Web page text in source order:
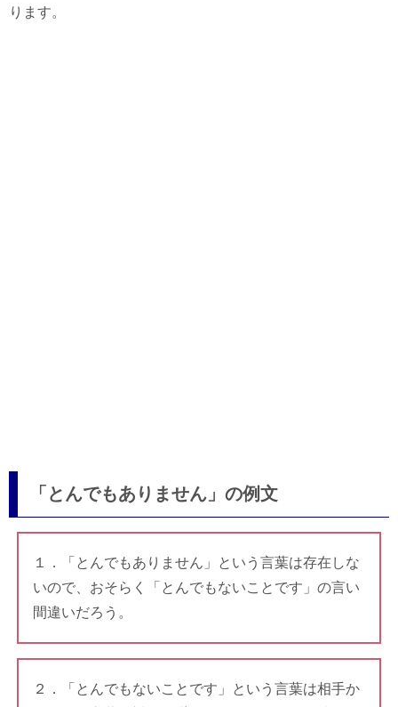
ります。
「とんでもありません」の例文
１．「とんでもありません」という言葉は存在しな
いので、おそらく「とんでもないことです」の言い
間違いだろう。
２．「とんでもないことです」という言葉は相手か